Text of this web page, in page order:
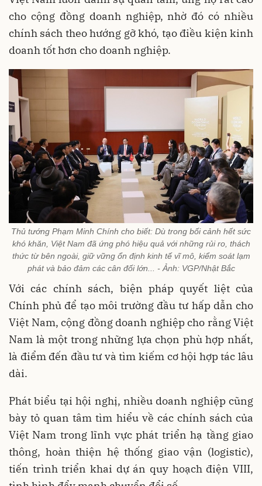
cho cộng đồng doanh nghiệp, nhờ đó có nhiều
chính sách theo hướng gỡ khó, tạo điều kiện kinh
doanh tốt hơn cho doanh nghiệp.
Thủ tướng Phạm Minh Chính cho biết: Dù trong bối cảnh hết sức
khó khăn, Việt Nam đã ứng phó hiệu quả với những rủi ro, thách
thức từ bên ngoài, giữ vững ổn định kinh tế vĩ mô, kiểm soát lạm
phát và bảo đảm các cân đối lớn... - Ảnh: VGP/Nhật Bắc
Với các chính sách, biện pháp quyết liệt của
Chính phủ để tạo môi trường đầu tư hấp dẫn cho
Việt Nam, cộng đồng doanh nghiệp cho rằng Việt
Nam là một trong những lựa chọn phù hợp nhất,
là điểm đến đầu tư và tìm kiếm cơ hội hợp tác lâu
dài.
Phát biểu tại hội nghị, nhiều doanh nghiệp cũng
bày tỏ quan tâm tìm hiểu về các chính sách của
Việt Nam trong lĩnh vực phát triển hạ tầng giao
thông, hoàn thiện hệ thống giao vận (logistic),
tiến trình triển khai dự án quy hoạch điện VIII,